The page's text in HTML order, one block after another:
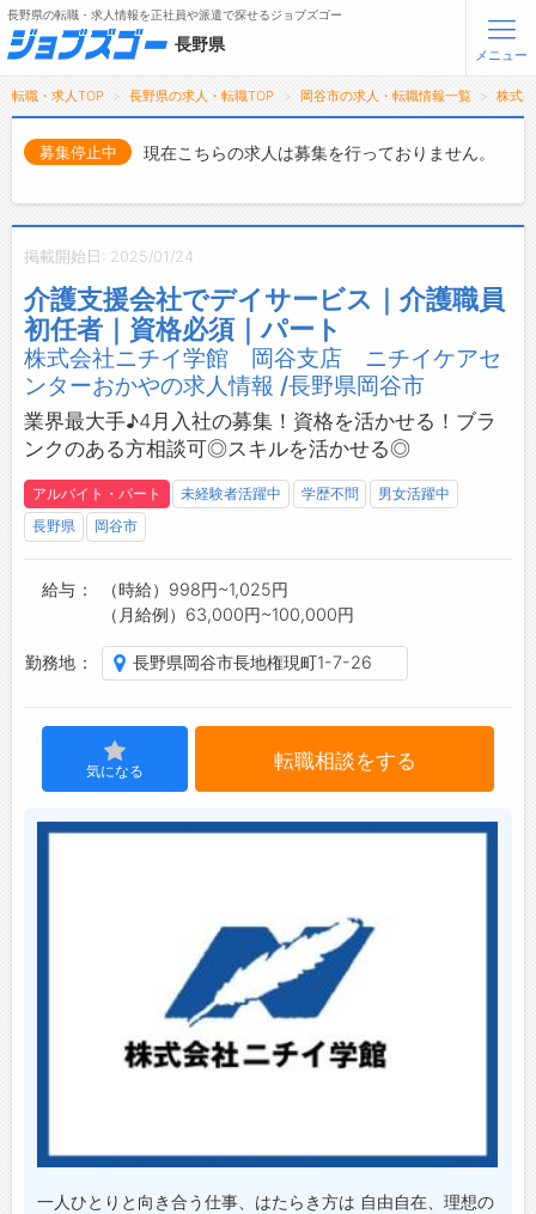
タップで簡単に求人を探す
【初めての方へ】
長野県の求人検索で選ばれる理由
転職支援サービスについて
転職ノウハウ(応募書類の書き方・面接対策など)
転職・採用コラム
ジョブズゴーについて
お問い合わせ
よくあるご質問
長野県の転職・求人情報を正社員や派遣で探せるジョブズゴー
長野県
メニュー
転職・求人TOP 長野県の求人・転職TOP 岡谷市の求人・転職情報一覧 株式
募集停止中 現在こちらの求人は募集を行っておりません。
掲載開始日: 2025/01/24
介護支援会社でデイサービス｜介護職員
初任者｜資格必須｜パート
株式会社ニチイ学館 岡谷支店 ニチイケアセ
ンターおかやの求人情報 /長野県岡谷市
業界最大手♪4月入社の募集！資格を活かせる！ブラ
ンクのある方相談可◎スキルを活かせる◎
アルバイト・パート 未経験者活躍中 学歴不問
男女活躍中
長野県
岡谷市
給与
（時給）998円~1,025円
（月給例）63,000円~100,000円
勤務地 長野県岡谷市長地権現町1-7-26
気になる 転職相談をする
一人ひとりと向き合う仕事、はたらき方は 自由自在、理想の